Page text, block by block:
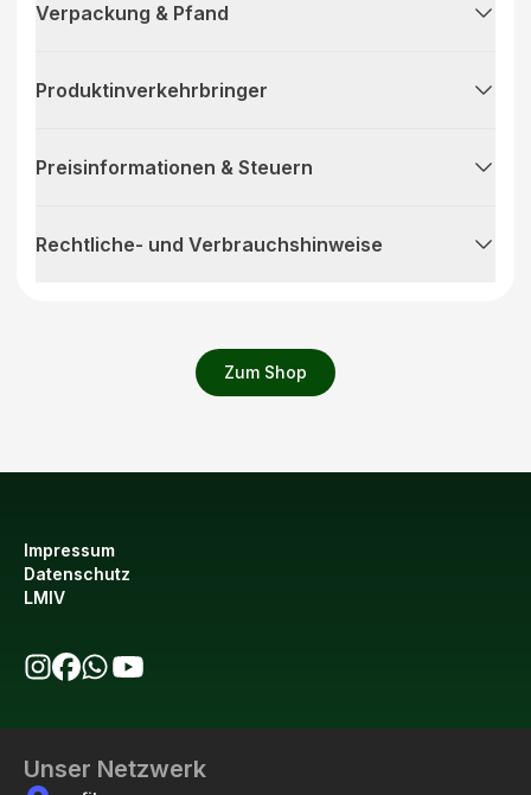
Zum Shop
Verpackung & Pfand
Produktinverkehrbringer
Preisinformationen & Steuern
Rechtliche- und Verbrauchshinweise
Impressum
Datenschutz
LMIV
Unser Netzwerk